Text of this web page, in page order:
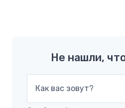
Не нашли,
Как вас зовут?